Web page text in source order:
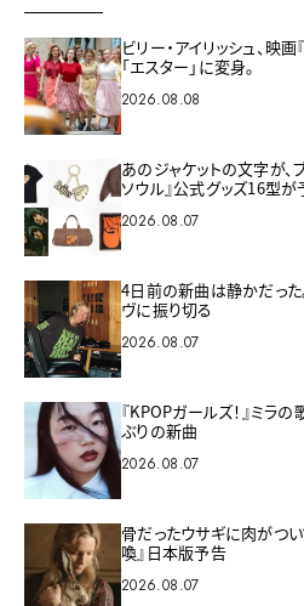
ビリー・アイリッシュ、映
「エスター」に変身。
2026.08.08
あのジャケットの文字が、
ソウル』公式グッズ16型
2026.08.07
4日前の新曲は静かだった
ヴに振り切る
2026.08.07
『KPOPガールズ！』ミラ
ぶりの新曲
2026.08.07
骨だったウサギに肉がつい
喚』日本版予告
2026.08.07